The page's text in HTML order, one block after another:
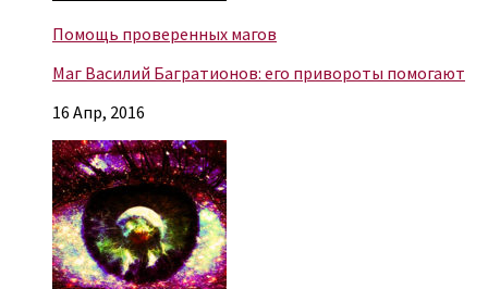
Помощь проверенных магов
Маг Василий Багратионов: его привороты помогают
16 Апр, 2016